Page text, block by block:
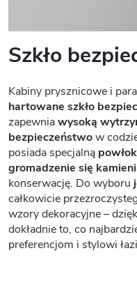
Szkło
Kabiny prysznicowe i
hartowane szkło
zapewniawysoką
bezpieczeństwow
posiada specjalną
gromadzenie się
konserwację. Do wyboru
całkowicie
wzory dekoracyjne –
dokładnie to, co
preferencjom i stylowi